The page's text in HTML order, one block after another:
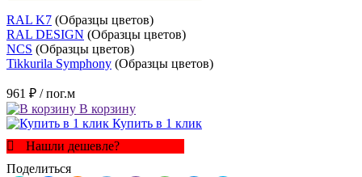
RAL K7 (Образцы цветов)
RAL DESIGN (Образцы цветов)
NCS (Образцы цветов)
Tikkurila Symphony (Образцы цветов)
961 ₽ / пог.м
В корзину
Купить в 1 клик
Нашли дешевле?
Поделиться